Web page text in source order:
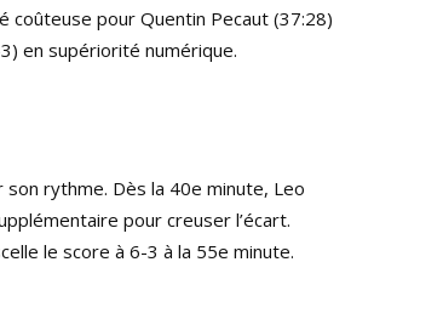
coûteuse pour Quentin Pecaut (37:28)
en supériorité numérique.
rythme. Dès la 40e minute, Leo
pour creuser l’écart.
le score à 6-3 à la 55e minute.